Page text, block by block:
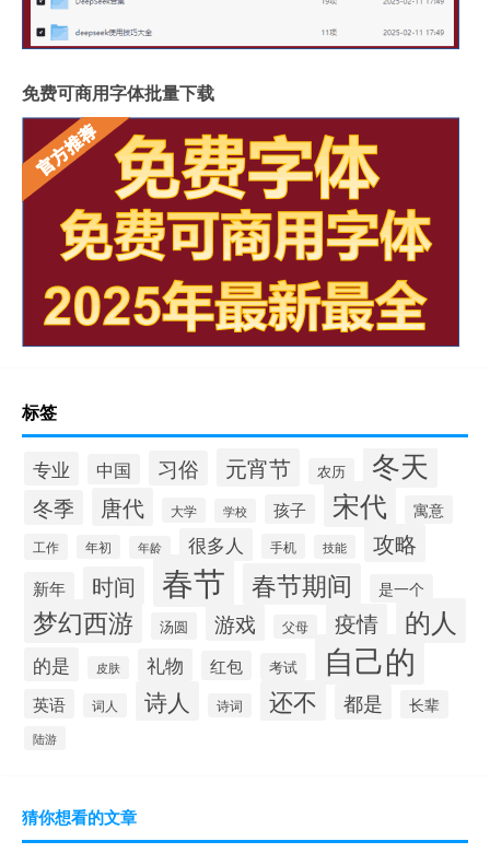
免费可商用字体批量下载
标签
专业 中国 习俗 元宵节 农历 冬天
冬季 唐代 大学 学校 孩子 宋代 寓意
工作 年初 年龄 很多人 手机 技能 攻略
新年 时间 春节 春节期间 是一个
梦幻西游 汤圆 游戏 父母 疫情 的人
的是 皮肤 礼物 红包 考试 自己的
英语 词人 诗人 诗词 还不 都是 长辈
陆游
猜你想看的文章